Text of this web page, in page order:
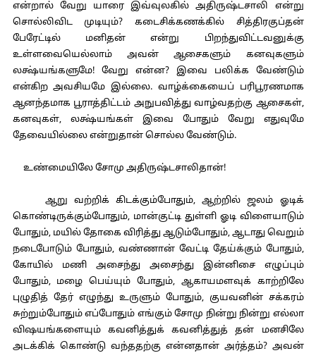
என்றால் வேறு யாரை இவ்வுலகில் அதிருஷ்டசாலி என்று
சொல்லிவிட முடியும்? கடைசிக்கணக்கில் சித்திரகுப்தன்
பேரேட்டில் மனிதன் என்று பிறந்துவிட்டவனுக்கு
உள்ளவையெல்லாம் அவன் ஆசைகளும் கனவுகளும்
லக்ஷ்யங்களுமே! வேறு என்ன? இவை பலிக்க வேண்டும்
என்கிற அவசியமே இல்லை. வாழ்க்கையைப் பரிபூரணமாக
ஆனந்தமாக பூராத்திட்டம் அநுபவித்து வாழ்வதற்கு ஆசைகள்,
கனவுகள், லக்ஷ்யங்கள் இவை போதும் வேறு எதுவுமே
தேவையில்லை என்றுதான் சொல்ல வேண்டும்.
உண்மையிலே சோமு அதிருஷ்டசாலிதான்!
ஆறு வற்றிக் கிடக்கும்போதும், ஆற்றில் ஜலம் ஓடிக்
கொண்டிருக்கும்போதும், மான்குட்டி துள்ளி ஓடி விளையாடும்
போதும், மயில் தோகை விரித்து ஆடும்போதும், ஆடாது வெறும்
நடைபோடும் போதும், வண்ணான் வேட்டி தேய்க்கும் போதும்,
கோயில் மணி அசைந்து அசைந்து இன்னிசை எழுப்பும்
போதும், மழை பெய்யும் போதும், ஆகாயமளவுக் காற்றிலே
புழுதித் தேர் எழுந்து உருளும் போதும், குயவனின் சக்கரம்
சுற்றும்போதும் எப்போதும் எங்கும் சோமு நின்று நின்று எல்லா
விஷயங்களையும் கவனித்துக் கவனித்துத் தன் மனசிலே
அடக்கிக் கொண்டு வந்ததற்கு என்னதான் அர்த்தம்? அவன்